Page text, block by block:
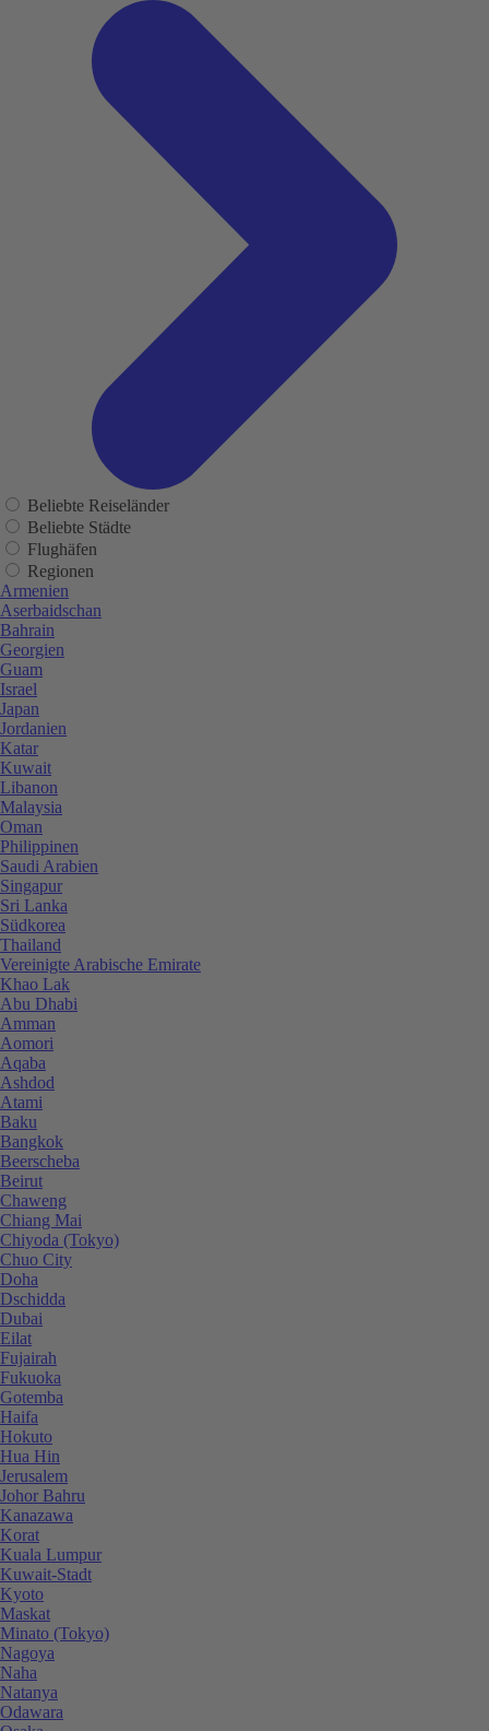
Beliebte Reiseländer
Beliebte Städte
Flughäfen
Regionen
Armenien
Aserbaidschan
Bahrain
Georgien
Guam
Israel
Japan
Jordanien
Katar
Kuwait
Libanon
Malaysia
Oman
Philippinen
Saudi Arabien
Singapur
Sri Lanka
Südkorea
Thailand
Vereinigte Arabische Emirate
Khao Lak
Abu Dhabi
Amman
Aomori
Aqaba
Ashdod
Atami
Baku
Bangkok
Beerscheba
Beirut
Chaweng
Chiang Mai
Chiyoda (Tokyo)
Chuo City
Doha
Dschidda
Dubai
Eilat
Fujairah
Fukuoka
Gotemba
Haifa
Hokuto
Hua Hin
Jerusalem
Johor Bahru
Kanazawa
Korat
Kuala Lumpur
Kuwait-Stadt
Kyoto
Maskat
Minato (Tokyo)
Nagoya
Naha
Natanya
Odawara